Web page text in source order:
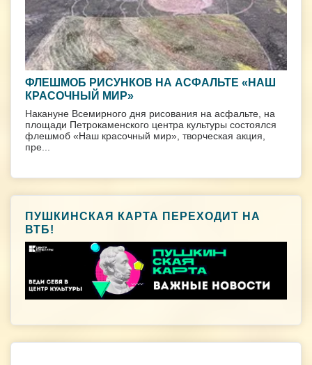
ФЛЕШМОБ РИСУНКОВ НА АСФАЛЬТЕ «НАШ
КРАСОЧНЫЙ МИР»
Накануне Всемирного дня рисования на асфальте, на
площади Петрокаменского центра культуры состоялся
флешмоб «Наш красочный мир», творческая акция,
пре...
ПУШКИНСКАЯ КАРТА ПЕРЕХОДИТ НА
ВТБ!